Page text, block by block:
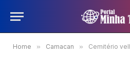
Home » Camacan » Cemitério